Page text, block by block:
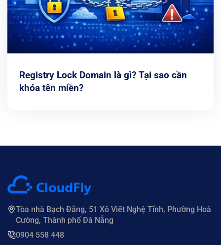
Registry Lock Domain là gì? Tại sao cần
khóa tên miền?
Tòa nhà Bạch Đằng, 51 Xô Viết Nghệ Tĩnh, Phường Hoà
Cường, Thành phố Đà Nẵng
0904 558 448